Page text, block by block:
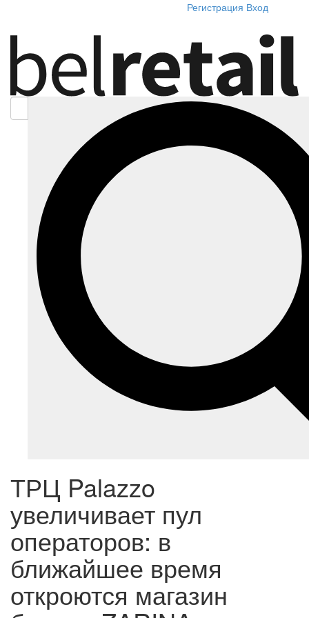
Регистрация Вход
ТРЦ Palazzo
увеличивает пул
операторов: в
ближайшее время
откроются магазин